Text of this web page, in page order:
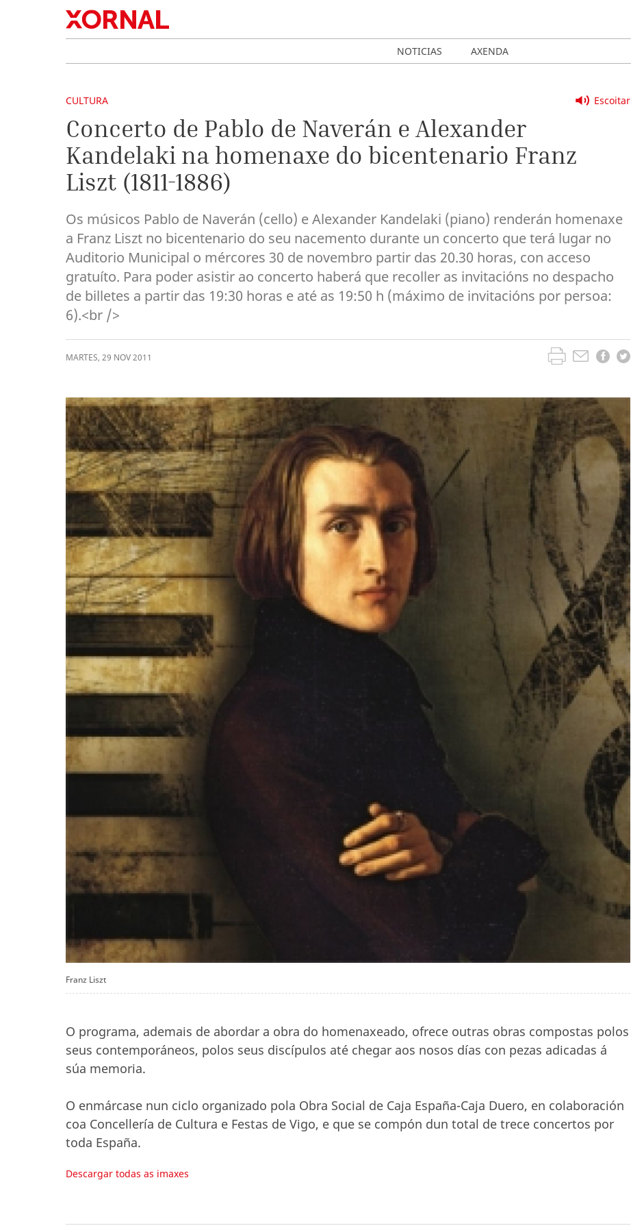
NOTICIAS AXENDA
Escoitar
CULTURA
Concerto de Pablo de Naverán e Alexander
Kandelaki na homenaxe do bicentenario Franz
Liszt (1811-1886)
Os músicos Pablo de Naverán (cello) e Alexander Kandelaki (piano) renderán homenaxe
a Franz Liszt no bicentenario do seu nacemento durante un concerto que terá lugar no
Auditorio Municipal o mércores 30 de novembro partir das 20.30 horas, con acceso
gratuíto. Para poder asistir ao concerto haberá que recoller as invitacións no despacho
de billetes a partir das 19:30 horas e até as 19:50 h (máximo de invitacións por persoa:
6).<br />
MARTES, 29 NOV2011
Franz Liszt
O programa, ademais de abordar a obra do homenaxeado, ofrece outras obras compostas polos
seus contemporáneos, polos seus discípulos até chegar aos nosos días con pezas adicadas á
súa memoria.
O enmárcase nun ciclo organizado pola Obra Social de Caja España-Caja Duero, en colaboración
coa Concellería de Cultura e Festas de Vigo, e que se compón dun total de trece concertos por
toda España.
Descargar todas as imaxes